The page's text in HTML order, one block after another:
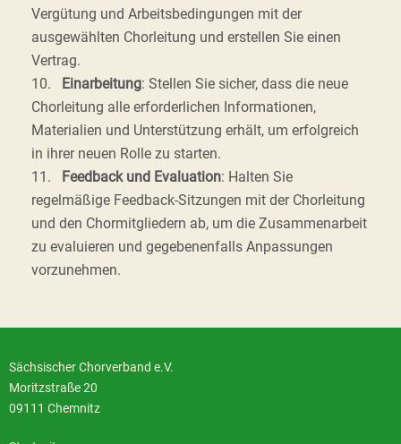
Vergütung und Arbeitsbedingungen mit der
ausgewählten Chorleitung und erstellen Sie einen
Vertrag.
10. Einarbeitung: Stellen Sie sicher, dass die neue
Chorleitung alle erforderlichen Informationen,
Materialien und Unterstützung erhält, um erfolgreich
in ihrer neuen Rolle zu starten.
11. Feedback und Evaluation: Halten Sie
regelmäßige Feedback-Sitzungen mit der Chorleitung
und den Chormitgliedern ab, um die Zusammenarbeit
zu evaluieren und gegebenenfalls Anpassungen
vorzunehmen.
Sächsischer Chorverband e.V.
Moritzstraße 20
09111 Chemnitz